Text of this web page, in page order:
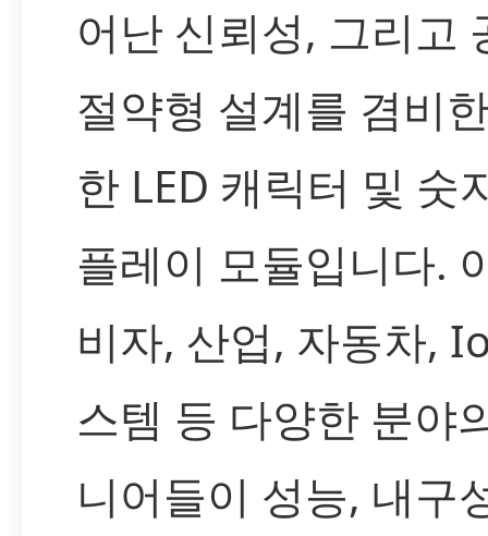
어난 신뢰성, 그리고
절약형 설계를 겸비
한 LED 캐릭터 및 숫
플레이 모듈입니다.
비자, 산업, 자동차,
스템 등 다양한 분야
니어들이 성능, 내구